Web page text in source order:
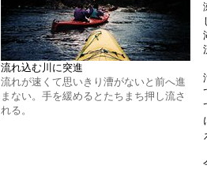
流れ込む川に突進
流れが速くて思いきり漕がないと前へ進
まない。手を緩めるとたちまち押し流さ
れる。